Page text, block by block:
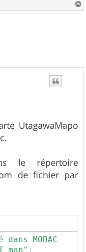
a
UtagawaMapo
le répertoire
de fichier par
MOBAC